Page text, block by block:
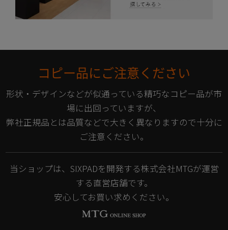
コピー品にご注意ください
形状・デザインなどが似通っている精巧なコピー品が市
場に出回っていますが、
弊社正規品とは品質などで大きく異なりますので十分に
ご注意ください。
当ショップは、SIXPADを開発する株式会社MTGが運営
する直営店舗です。
安心してお買い求めください。